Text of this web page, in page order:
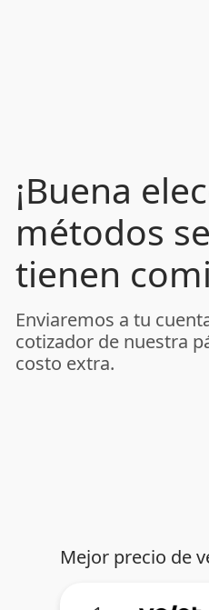
¡Buena
métodos
tienen
Enviaremos a tu
cotizador de nuestra
costo extra.
Mejor precio de